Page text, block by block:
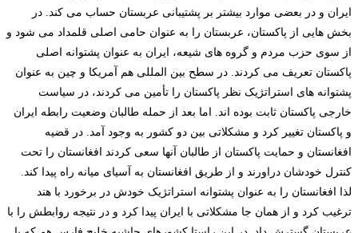
ایران و در بعضی موارد بیشتر بر پشتیبانی عربستان حساب می کند. در
بخش هایی از پاکستان، عربستان را به عنوان حامی اصلی قلمداد می شود و
از سوی حزب مردم و گروه های شیعه، ایران به عنوان پشتوانه اصلی
پاکستان تعریف می کردند. در سطح بین المللی هم آمریکا و چین به عنوان
پشتوانه های استراتژیک نظر پاکستان را تأمین می کردند، در سیاست
خارجی پاکستان ثابت بوده اند. اما بعد از حمله طالبان وضعیت رابطه ایران
و پاکستان تغییر کرد و مشکلاتی بین دو کشور به وجود آمد. در قضیه
افغانستان و حمایت پاکستان از طالبان آنها سعی کردند افغانستان را تحت
کنترل خودشان دراورند و از طریق افغانستان به آسیای میانه راه پیدا کند.
لذا افغانستان را به عنوان پشتوانه استراتژیک خودش در برخورد با هند
ترغیب کرد و از همان جا مشکلاتی با ایران پیدا کرد و در نتیجه روابطش را با